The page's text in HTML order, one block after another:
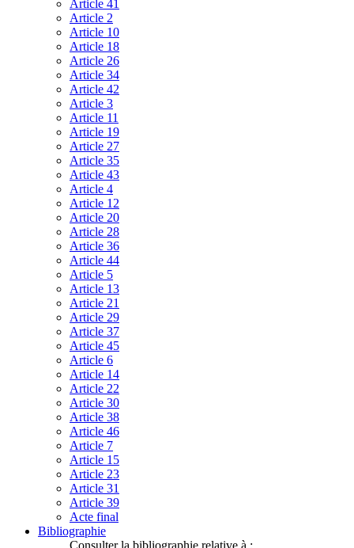
Article 41
Article 2
Article 10
Article 18
Article 26
Article 34
Article 42
Article 3
Article 11
Article 19
Article 27
Article 35
Article 43
Article 4
Article 12
Article 20
Article 28
Article 36
Article 44
Article 5
Article 13
Article 21
Article 29
Article 37
Article 45
Article 6
Article 14
Article 22
Article 30
Article 38
Article 46
Article 7
Article 15
Article 23
Article 31
Article 39
Acte final
Bibliographie
Consulter la bibliographie relative à :